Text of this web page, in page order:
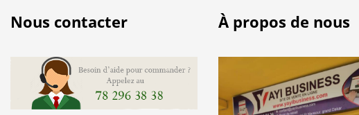
Nous contacter À propos de nous